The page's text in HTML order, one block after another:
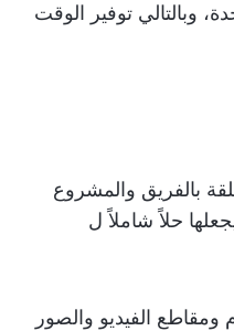
وبالتالي توفير الوقت
بالفريق والمشروع
حلاً شاملاً ل
ومقاطع الفيديو والصور